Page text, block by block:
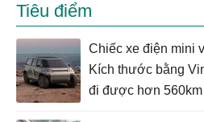
Tiêu điểm
Chiếc xe điện mini
Kích thước bằng
đi được hơn 560km